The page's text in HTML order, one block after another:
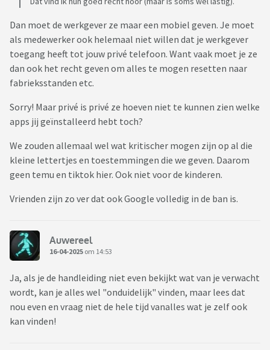
Dan moet de werkgever ze maar een mobiel geven. Je moet
als medewerker ook helemaal niet willen dat je werkgever
toegang heeft tot jouw privé telefoon. Want vaak moet je ze
dan ook het recht geven om alles te mogen resetten naar
fabrieksstanden etc.
Sorry! Maar privé is privé ze hoeven niet te kunnen zien welke
apps jij geïnstalleerd hebt toch?
We zouden allemaal wel wat kritischer mogen zijn op al die
kleine lettertjes en toestemmingen die we geven. Daarom
geen temu en tiktok hier. Ook niet voor de kinderen.
Vrienden zijn zo ver dat ook Google volledig in de ban is.
Auwereel
16-04-2025 om 14:53
Ja, als je de handleiding niet even bekijkt wat van je verwacht
wordt, kan je alles wel "onduidelijk" vinden, maar lees dat
nou even en vraag niet de hele tijd vanalles wat je zelf ook
kan vinden!